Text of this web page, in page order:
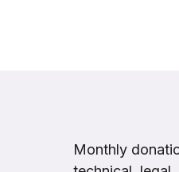
Monthly